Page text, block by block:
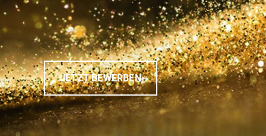
JETZT BEWERBEN